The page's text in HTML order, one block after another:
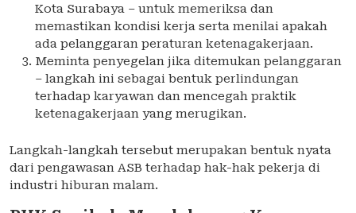
Kota Surabaya – untuk memeriksa dan
memastikan kondisi kerja serta menilai apakah
ada pelanggaran peraturan ketenagakerjaan.
Meminta penyegelan jika ditemukan pelanggaran
– langkah ini sebagai bentuk perlindungan
terhadap karyawan dan mencegah praktik
ketenagakerjaan yang merugikan.
Langkah-langkah tersebut merupakan bentuk nyata
dari pengawasan ASB terhadap hak-hak pekerja di
industri hiburan malam.